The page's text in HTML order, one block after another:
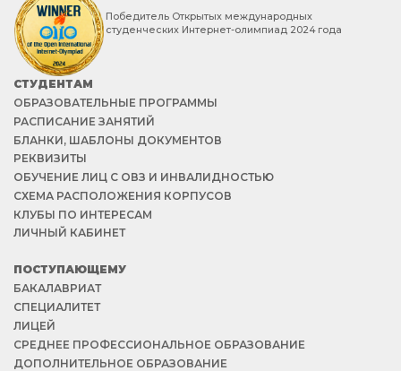
Победитель Открытых международных
студенческих Интернет-олимпиад 2024 года
СТУДЕНТАМ
ОБРАЗОВАТЕЛЬНЫЕ ПРОГРАММЫ
РАСПИСАНИЕ ЗАНЯТИЙ
БЛАНКИ, ШАБЛОНЫ ДОКУМЕНТОВ
РЕКВИЗИТЫ
ОБУЧЕНИЕ ЛИЦ С ОВЗ И ИНВАЛИДНОСТЬЮ
СХЕМА РАСПОЛОЖЕНИЯ КОРПУСОВ
КЛУБЫ ПО ИНТЕРЕСАМ
ЛИЧНЫЙ КАБИНЕТ
ПОСТУПАЮЩЕМУ
БАКАЛАВРИАТ
СПЕЦИАЛИТЕТ
ЛИЦЕЙ
СРЕДНЕЕ ПРОФЕССИОНАЛЬНОЕ ОБРАЗОВАНИЕ
ДОПОЛНИТЕЛЬНОЕ ОБРАЗОВАНИЕ